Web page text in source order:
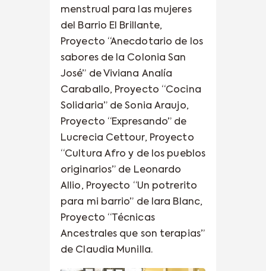
menstrual para las mujeres
del Barrio El Brillante,
Proyecto “Anecdotario de los
sabores de la Colonia San
José” de Viviana Analía
Caraballo, Proyecto “Cocina
Solidaria” de Sonia Araujo,
Proyecto “Expresando” de
Lucrecia Cettour, Proyecto
“Cultura Afro y de los pueblos
originarios” de Leonardo
Allio, Proyecto “Un potrerito
para mi barrio” de Iara Blanc,
Proyecto “Técnicas
Ancestrales que son terapias”
de Claudia Munilla.